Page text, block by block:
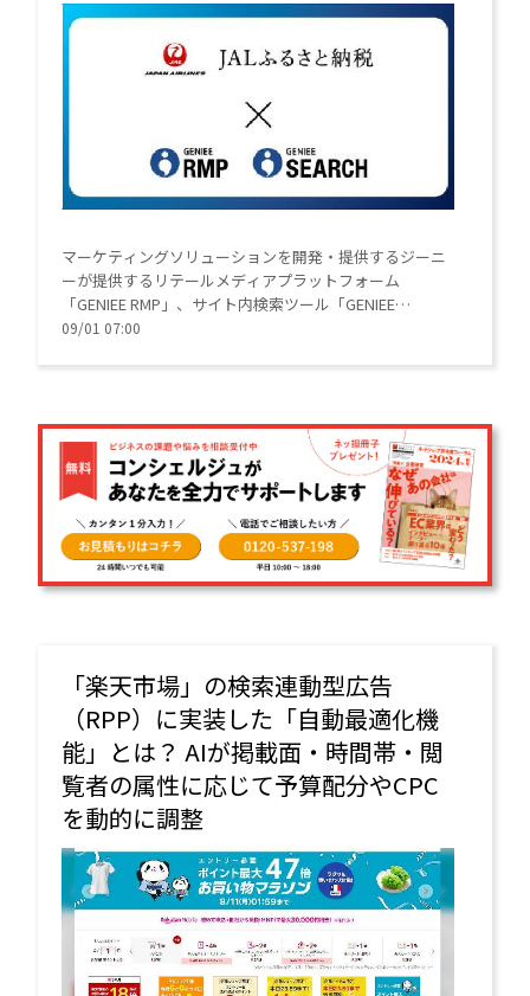
マーケティングソリューションを開発・提供するジーニ
ーが提供するリテールメディアプラットフォーム
「GENIEE RMP」、サイト内検索ツール「GENIEE
SEARCH」を「JALふるさと納税」ポータルサイトに導入
09/01 07:00
「楽天市場」の検索連動型広告
（RPP）に実装した「自動最適化機
能」とは？ AIが掲載面・時間帯・閲
覧者の属性に応じて予算配分やCPC
を動的に調整